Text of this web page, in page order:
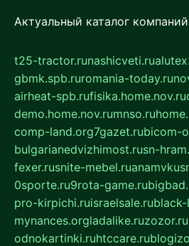
Актуальный каталог
t25-tractor.runashicveti.ru
gbmk.spb.ruromania-today.ru
airheat-spb.rufisika.home.nov.ru
demo.home.nov.rumnso.ru
comp-land.org7gazet.rubicom-
bulgarianedvizhimost.rusn-
fexer.rusnite-mebel.ru
0sporte.ru9rota-game.ru
pro-kirpichi.ruisraelsale.rublack-
mynances.orgladalike.ruzozor.ru
odnokartinki.ruhtccare.ru